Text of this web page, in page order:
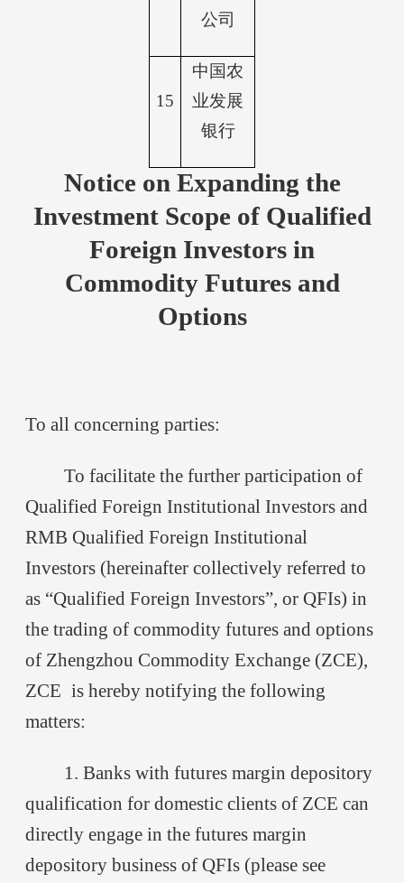
公司
15
中国农
业发展
银行
Notice on Expanding the
Investment Scope of Qualified
Foreign Investors in
Commodity Futures and
Options
To all concerning parties:
To facilitate the further participation of
Qualified Foreign Institutional Investors and
RMB Qualified Foreign Institutional
Investors (hereinafter collectively referred to
as “Qualified Foreign Investors”, or QFIs) in
the trading of commodity futures and options
of Zhengzhou Commodity Exchange (ZCE),
ZCE is hereby notifying the following
matters:
1. Banks with futures margin depository
qualification for domestic clients of ZCE can
directly engage in the futures margin
depository business of QFIs (please see